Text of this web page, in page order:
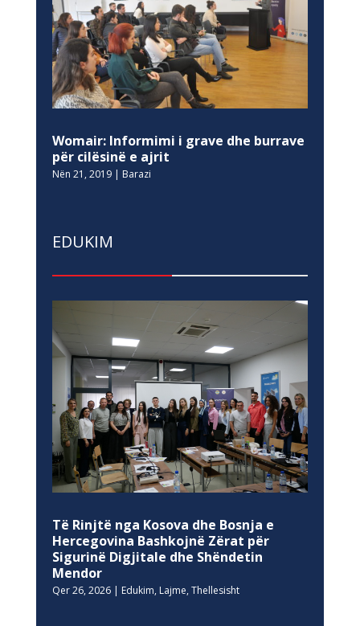
Womair: Informimi i grave dhe burrave
për cilësinë e ajrit
Nën 21, 2019| Barazi
EDUKIM
Të Rinjtë nga Kosova dhe Bosnja e
Hercegovina Bashkojnë Zërat për
Sigurinë Digjitale dhe Shëndetin
Mendor
Qer 26, 2026| Edukim, Lajme, Thellesisht